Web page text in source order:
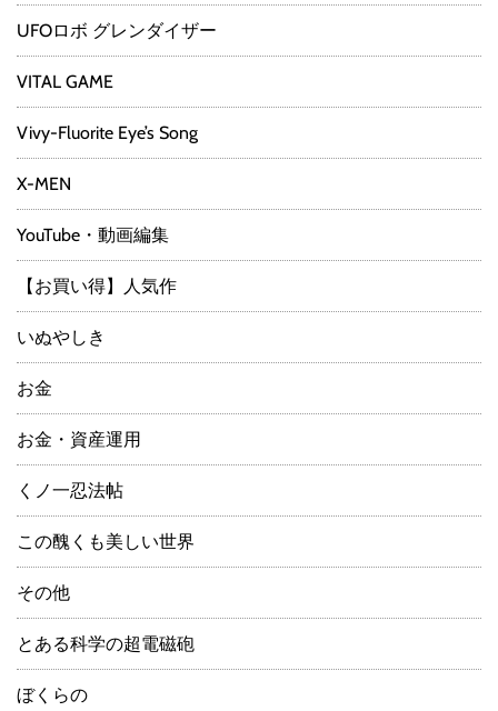
UFOロボ グレンダイザー
VITAL GAME
Vivy-Fluorite Eye’s Song
X-MEN
YouTube・動画編集
【お買い得】人気作
いぬやしき
お金
お金・資産運用
くノ一忍法帖
この醜くも美しい世界
その他
とある科学の超電磁砲
ぼくらの